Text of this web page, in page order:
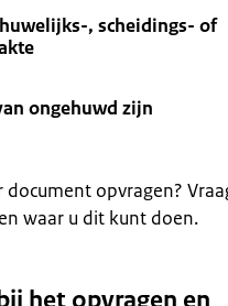
, scheidings- of
ongehuwd zijn
opvragen?
waar u dit kunt doen.